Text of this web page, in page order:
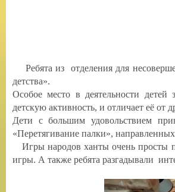
Ребята из отделения для
детства».
Особое место в деятельности детей
детскую активность, и отличает её от
Дети с большим удовольствием
«Перетягивание палки»,
Игры народов ханты очень просты
игры. А также ребята разгадывали